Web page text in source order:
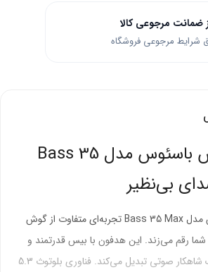
شرایط مرجوعی فروشگاه
هدست وایرلس باسئوس مدل Bass 35
هدست وایرلس باسئوس مدل Bass 35 Max تجربه‌ای متفاوت از گوش
شما رقم می‌زند. این هدفون با بیس قدرتمند و
عمیق، هر آهنگ را به یک شاهکار صوتی تبدیل می‌کند. فناوری بلوتوث 5.3